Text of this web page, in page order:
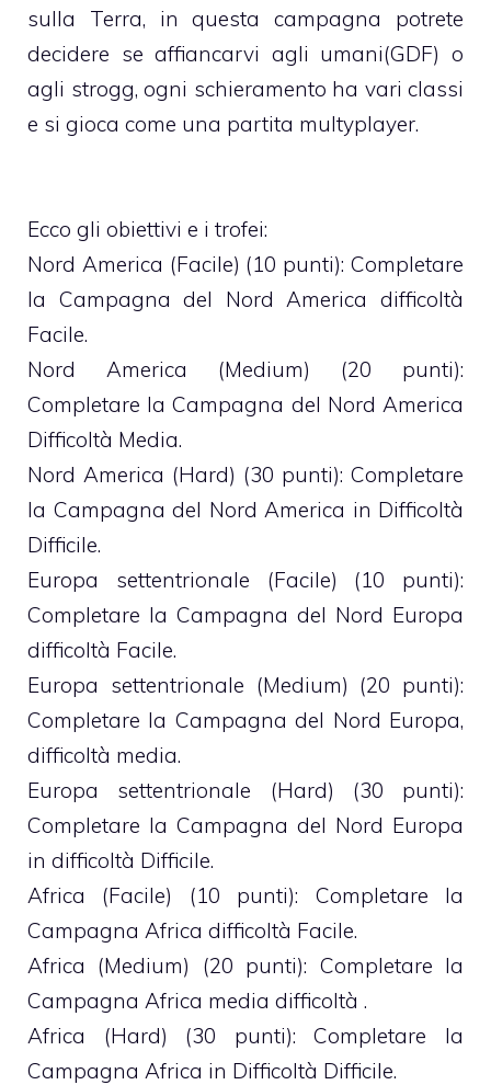
sulla Terra, in questa campagna potrete
decidere se affiancarvi agli umani(GDF) o
agli strogg, ogni schieramento ha vari classi
e si gioca come una partita multyplayer.
Ecco gli obiettivi e i trofei:
Nord America (Facile) (10 punti): Completare
la Campagna del Nord America difficoltà
Facile.
Nord America (Medium) (20 punti):
Completare la Campagna del Nord America
Difficoltà Media.
Nord America (Hard) (30 punti): Completare
la Campagna del Nord America in Difficoltà
Difficile.
Europa settentrionale (Facile) (10 punti):
Completare la Campagna del Nord Europa
difficoltà Facile.
Europa settentrionale (Medium) (20 punti):
Completare la Campagna del Nord Europa,
difficoltà media.
Europa settentrionale (Hard) (30 punti):
Completare la Campagna del Nord Europa
in difficoltà Difficile.
Africa (Facile) (10 punti): Completare la
Campagna Africa difficoltà Facile.
Africa (Medium) (20 punti): Completare la
Campagna Africa media difficoltà .
Africa (Hard) (30 punti): Completare la
Campagna Africa in Difficoltà Difficile.